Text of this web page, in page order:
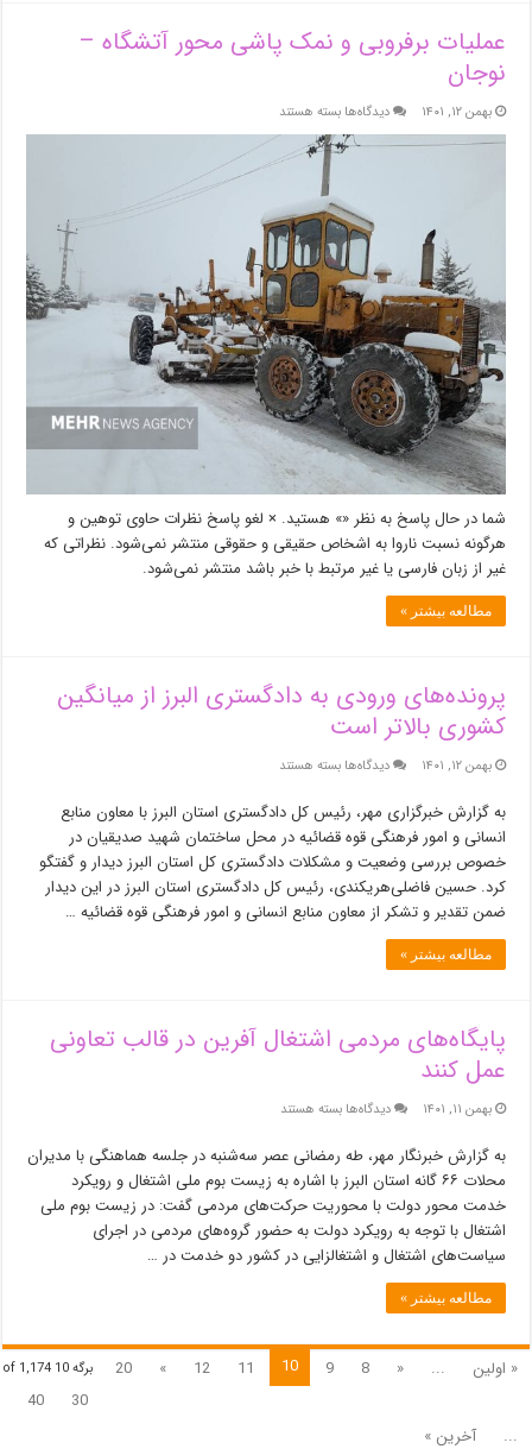
عملیات برفروبی و نمک پاشی محور آتشگاه –
نوجان
بهمن ۱۲, ۱۴۰۱ دیدگاه‌هابرای
عملیات
برفروبی
نمک
پاشی
محور
آتشگاه
–
نوجان
بسته هستند
شما در حال پاسخ به نظر «» هستید. × لغو پاسخ نظرات حاوی توهین و
هرگونه نسبت ناروا به اشخاص حقیقی و حقوقی منتشر نمی‌شود. نظراتی که
غیر از زبان فارسی یا غیر مرتبط با خبر باشد منتشر نمی‌شود.
مطالعه بیشتر »
پرونده‌های ورودی به دادگستری البرز از میانگین
کشوری بالاتر است
بهمن ۱۲, ۱۴۰۱ دیدگاه‌هابرای
ورودی
به
دادگستری
البرز
از
میانگین
بسته هستند
به گزارش خبرگزاری مهر، رئیس کل دادگستری استان البرز با معاون منابع
انسانی و امور فرهنگی قوه قضائیه در محل ساختمان شهید صدیقیان در
خصوص بررسی وضعیت و مشکلات دادگستری کل استان البرز دیدار و گفتگو
کرد. حسین فاضلی‌هریکندی، رئیس کل دادگستری استان البرز در این دیدار
ضمن تقدیر و تشکر از معاون منابع انسانی و امور فرهنگی قوه قضائیه …
مطالعه بیشتر »
پایگاه‌های مردمی اشتغال آفرین در قالب تعاونی
عمل کنند
بهمن ۱۱, ۱۴۰۱ دیدگاه‌هابرای
مردمی
اشتغال
آفرین
در
قالب
تعاونی
بسته هستند
به گزارش خبرنگار مهر، طه رمضانی عصر سه‌شنبه در جلسه هماهنگی با مدیران
محلات ۶۶ گانه استان البرز با اشاره به زیست بوم ملی اشتغال و رویکرد
خدمت محور دولت با محوریت حرکت‌های مردمی گفت: در زیست بوم ملی
اشتغال با توجه به رویکرد دولت به حضور گروه‌های مردمی در اجرای
سیاست‌های اشتغال و اشتغالزایی در کشور دو خدمت در …
مطالعه بیشتر »
برگه 10 of 1,174 « اولین ...
«
8
9
10
11
12
»
20
30
40
...
آخرین »